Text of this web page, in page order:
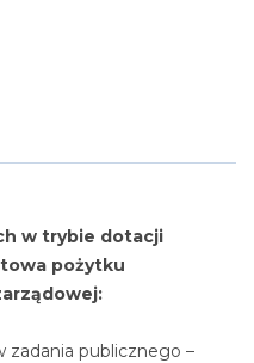
w trybie dotacji
pożytku
zadania publicznego –